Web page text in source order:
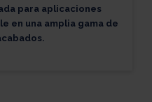
para aplicaciones
en una amplia gama de